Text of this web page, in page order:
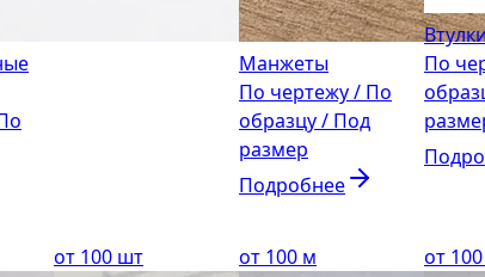
Манжеты
По чертежу / По
образцу / Под
размер
Подробнее
По
от 100 шт от 100 м от